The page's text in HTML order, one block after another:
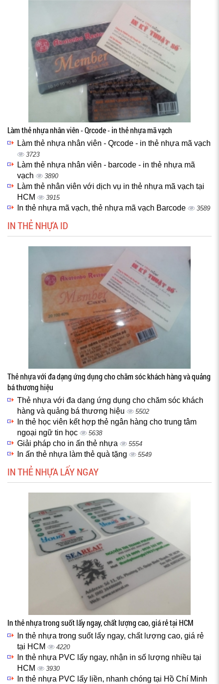
Làm thẻ nhựa nhân viên - Qrcode - in thẻ nhựa mã vạch
Làm thẻ nhựa nhân viên - Qrcode - in thẻ nhựa mã vạch
3723
Làm thẻ nhựa nhân viên - barcode - in thẻ nhựa mã
vạch
3890
Làm thẻ nhân viên với dịch vụ in thẻ nhựa mã vạch tại
HCM
3915
In thẻ nhựa mã vạch, thẻ nhựa mã vạch Barcode 3589
IN THẺ NHỰA ID
Thẻ nhựa với đa dạng ứng dụng cho chăm sóc khách hàng và quảng
bá thương hiệu
Thẻ nhựa với đa dạng ứng dụng cho chăm sóc khách
hàng và quảng bá thương hiệu
5502
In thẻ học viên kết hợp thẻ ngân hàng cho trung tâm
ngoại ngữ tin học
5638
Giải pháp cho in ấn thẻ nhựa 5554
In ấn thẻ nhựa làm thẻ quà tặng 5549
IN THẺ NHỰA LẤY NGAY
In thẻ nhựa trong suốt lấy ngay, chất lượng cao, giá rẻ tại HCM
In thẻ nhựa trong suốt lấy ngay, chất lượng cao, giá rẻ
tại HCM
4220
In thẻ nhựa PVC lấy ngay, nhận in số lượng nhiều tại
HCM
3930
In thẻ nhựa PVC lấy liền, nhanh chóng tại Hồ Chí Minh